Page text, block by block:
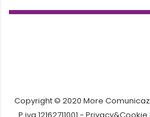
Copyright © 2020 More